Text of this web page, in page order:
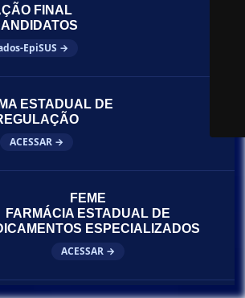
FINAL
EpiSUS →
ESTADUAL DE
ACESSAR →
FEME
FARMÁCIA ESTADUAL DE
ESPECIALIZADOS
ACESSAR →